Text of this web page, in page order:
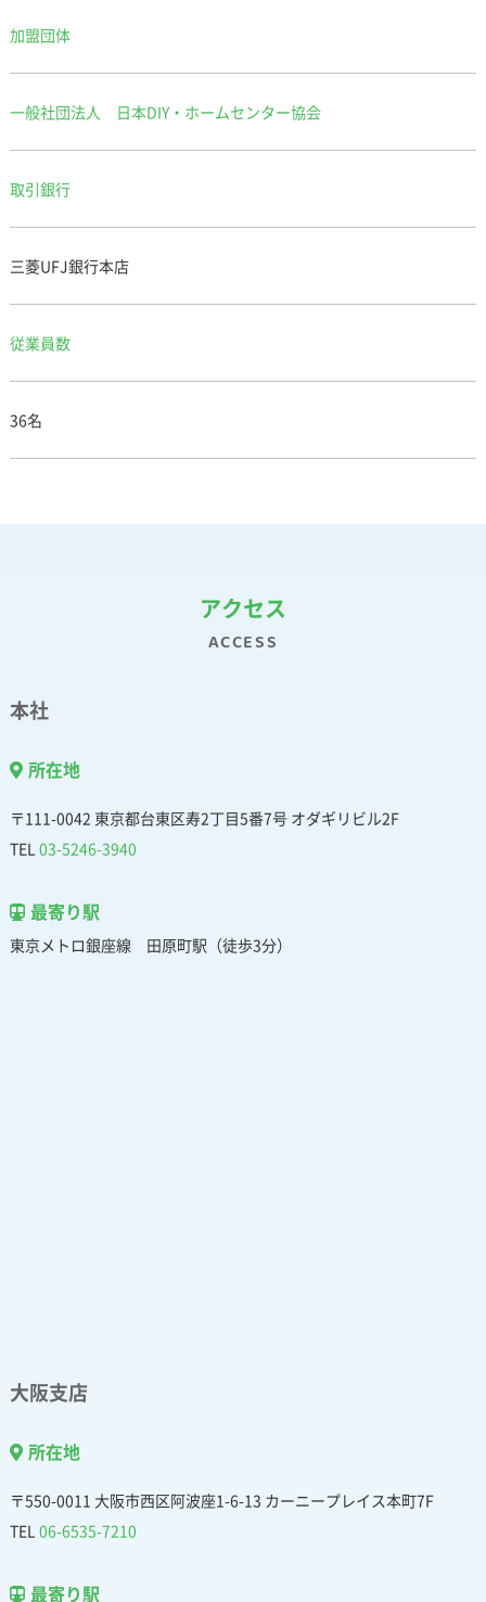
加盟団体
一般社団法人 日本DIY・ホームセンター協会
取引銀行
三菱UFJ銀行本店
従業員数
36名
アクセス
ACCESS
本社
所在地
〒111-0042 東京都台東区寿2丁目5番7号 オダギリビル2F
TEL 03-5246-3940
最寄り駅
東京メトロ銀座線 田原町駅（徒歩3分）
大阪支店
所在地
〒550-0011 大阪市西区阿波座1-6-13 カーニープレイス本町7F
TEL 06-6535-7210
最寄り駅